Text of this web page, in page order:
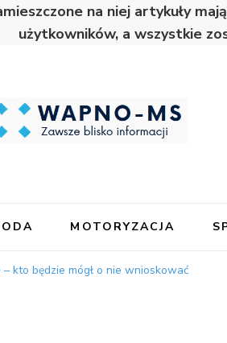
na niej artykuły
użytkowników, a wszystkie
MOTORYZACJA
kto będzie mógł o nie wnioskować